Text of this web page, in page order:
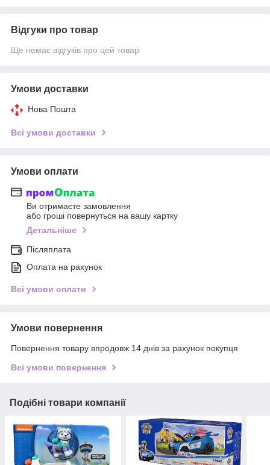
Відгуки про товар
Ще немає відгуків про цей товар
Умови доставки
Нова Пошта
Всі умови доставки
Умови оплати
Ви отримаєте замовлення
або гроші повернуться на вашу картку
Детальніше
Післяплата
Оплата на рахунок
Всі умови оплати
Умови повернення
Повернення товару впродовж 14 днів за рахунок покупця
Всі умови повернення
Подібні товари компанії